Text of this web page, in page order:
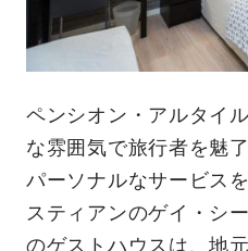
ペンシオン・アルタイ
な雰囲気で旅行者を魅
パーソナルなサービス
スティアンのゲイ・シ
のゲストハウスは、地